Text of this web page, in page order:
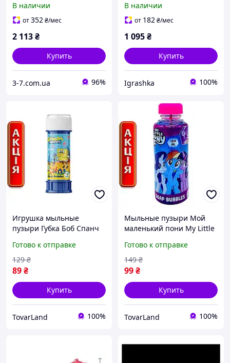
палички Mega Fun
В наличии
от352₴/мес
2 113₴
Купить
3-7.com.ua 96%
маленькая сестричка
В наличии
от 182₴/мес
1 095₴
Купить
Igrashka 100%
Игрушка мыльные
пузыри Губка Боб Спанч
увлекательным
лабиринтом 60 мл для
детей
Готово к отправке
89₴
129 ₴
Купить
TovarLand 100%
Мыльные пузыри Мой
маленький пони My Little
девочек и малышей
яркие флакон с палочкой
Готово к отправке
99₴
149 ₴
Купить
TovarLand 100%